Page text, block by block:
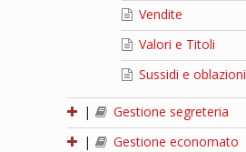
Vendite
Valori e Titoli
Sussidi e oblazioni
|
Gestione segreteria
|
Gestione economato